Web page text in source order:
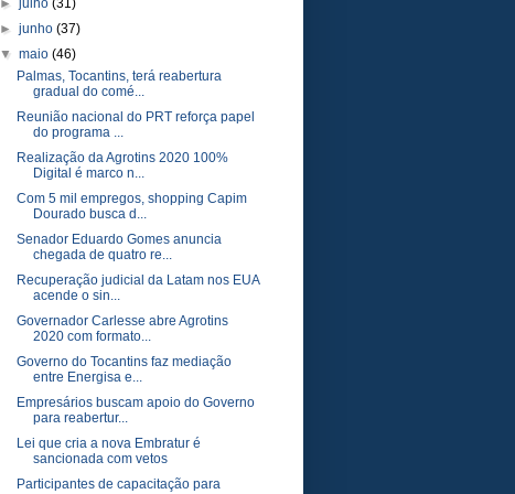
► julho(31)
►junho(37)
▼maio(46)
Palmas, Tocantins, terá reabertura
gradual do comé...
Reunião nacional do PRT reforça papel
do programa ...
Realização da Agrotins 2020 100%
Digital é marco n...
Com 5 mil empregos, shopping Capim
Dourado busca d...
Senador Eduardo Gomes anuncia
chegada de quatro re...
Recuperação judicial da Latam nos EUA
acende o sin...
Governador Carlesse abre Agrotins
2020 com formato...
Governo do Tocantins faz mediação
entre Energisa e...
Empresários buscam apoio do Governo
para reabertur...
Lei que cria a nova Embratur é
sancionada com vetos
Participantes de capacitação para